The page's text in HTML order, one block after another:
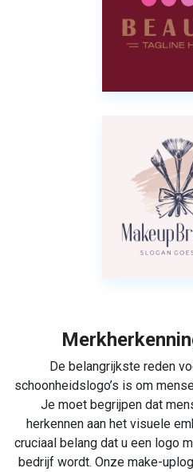
De belangrijkste reden
schoonheidslogo’s is om
Je moet begrijpen dat
herkennen aan het visuele
cruciaal belang dat u een logo
bedrijf wordt. Onze make-